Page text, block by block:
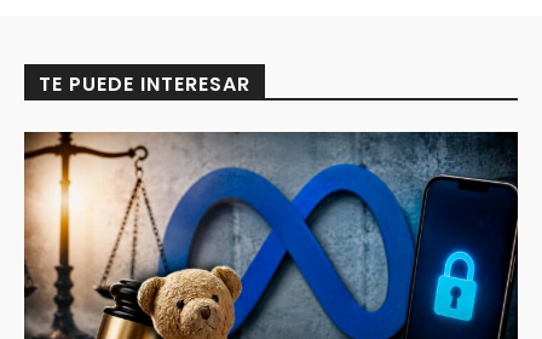
TE PUEDE INTERESAR